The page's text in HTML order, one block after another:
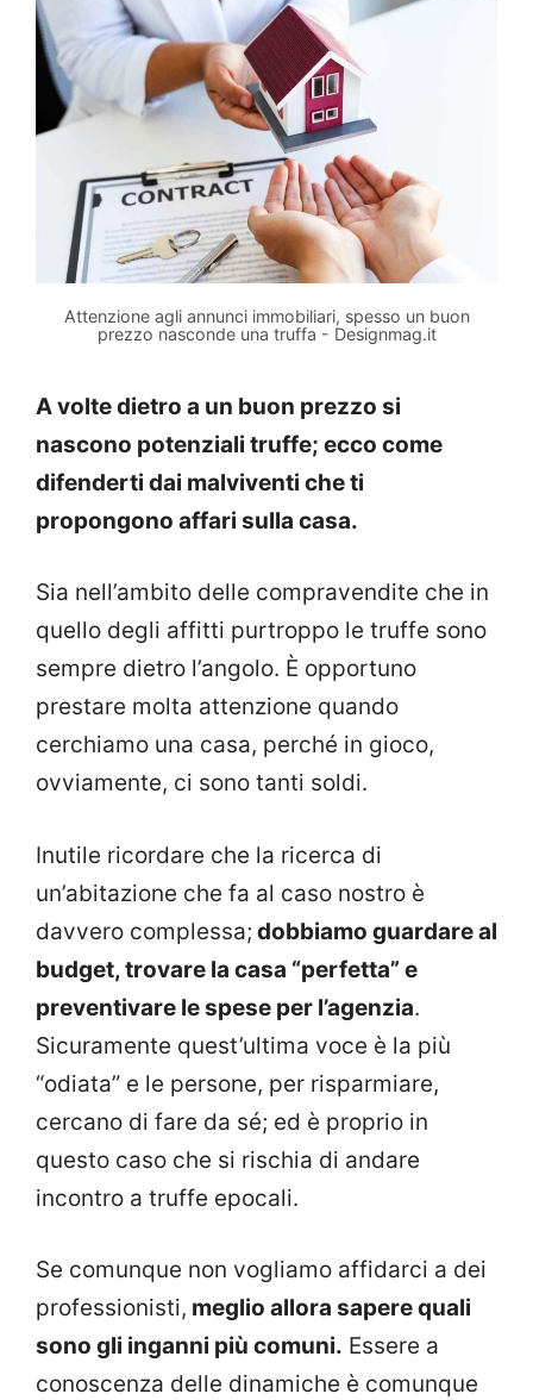
Attenzione agli annunci immobiliari, spesso un buon
prezzo nasconde una truffa - Designmag.it
A volte dietro a un buon prezzo si
nascono potenziali truffe; ecco come
difenderti dai malviventi che ti
propongono affari sulla casa.
Sia nell’ambito delle compravendite che in
quello degli affitti purtroppo le truffe sono
sempre dietro l’angolo. È opportuno
prestare molta attenzione quando
cerchiamo una casa, perché in gioco,
ovviamente, ci sono tanti soldi.
Inutile ricordare che la ricerca di
un’abitazione che fa al caso nostro è
davvero complessa; dobbiamo guardare al
budget, trovare la casa “perfetta” e
preventivare le spese per l’agenzia.
Sicuramente quest’ultima voce è la più
“odiata” e le persone, per risparmiare,
cercano di fare da sé; ed è proprio in
questo caso che si rischia di andare
incontro a truffe epocali.
Se comunque non vogliamo affidarci a dei
professionisti, meglio allora sapere quali
sono gli inganni più comuni. Essere a
conoscenza delle dinamiche è comunque